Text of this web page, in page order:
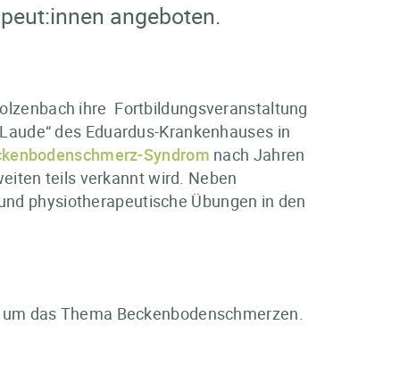
angeboten.
ihre Fortbildungsveranstaltung
des Eduardus-Krankenhauses in
Syndrom nach Jahren
teils verkannt wird. Neben
physiotherapeutische Übungen in den
das Thema Beckenbodenschmerzen.